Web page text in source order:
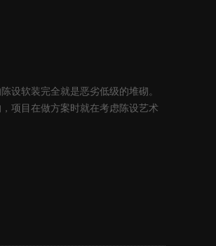
设软装完全就是恶劣低级的堆砌。
项目在做方案时就在考虑陈设艺术